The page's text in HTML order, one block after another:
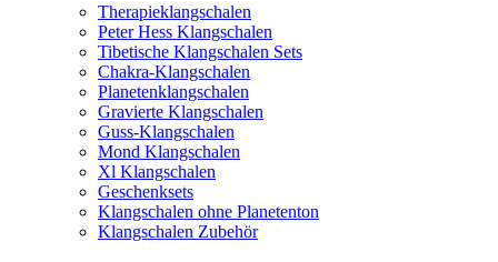
Therapieklangschalen
Peter Hess Klangschalen
Tibetische Klangschalen Sets
Chakra-Klangschalen
Planetenklangschalen
Gravierte Klangschalen
Guss-Klangschalen
Mond Klangschalen
Xl Klangschalen
Geschenksets
Klangschalen ohne Planetenton
Klangschalen Zubehör